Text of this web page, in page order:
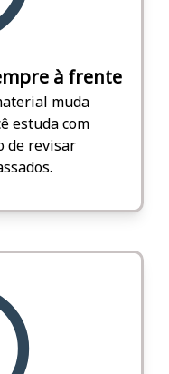
à frente
muda
estuda com
de revisar